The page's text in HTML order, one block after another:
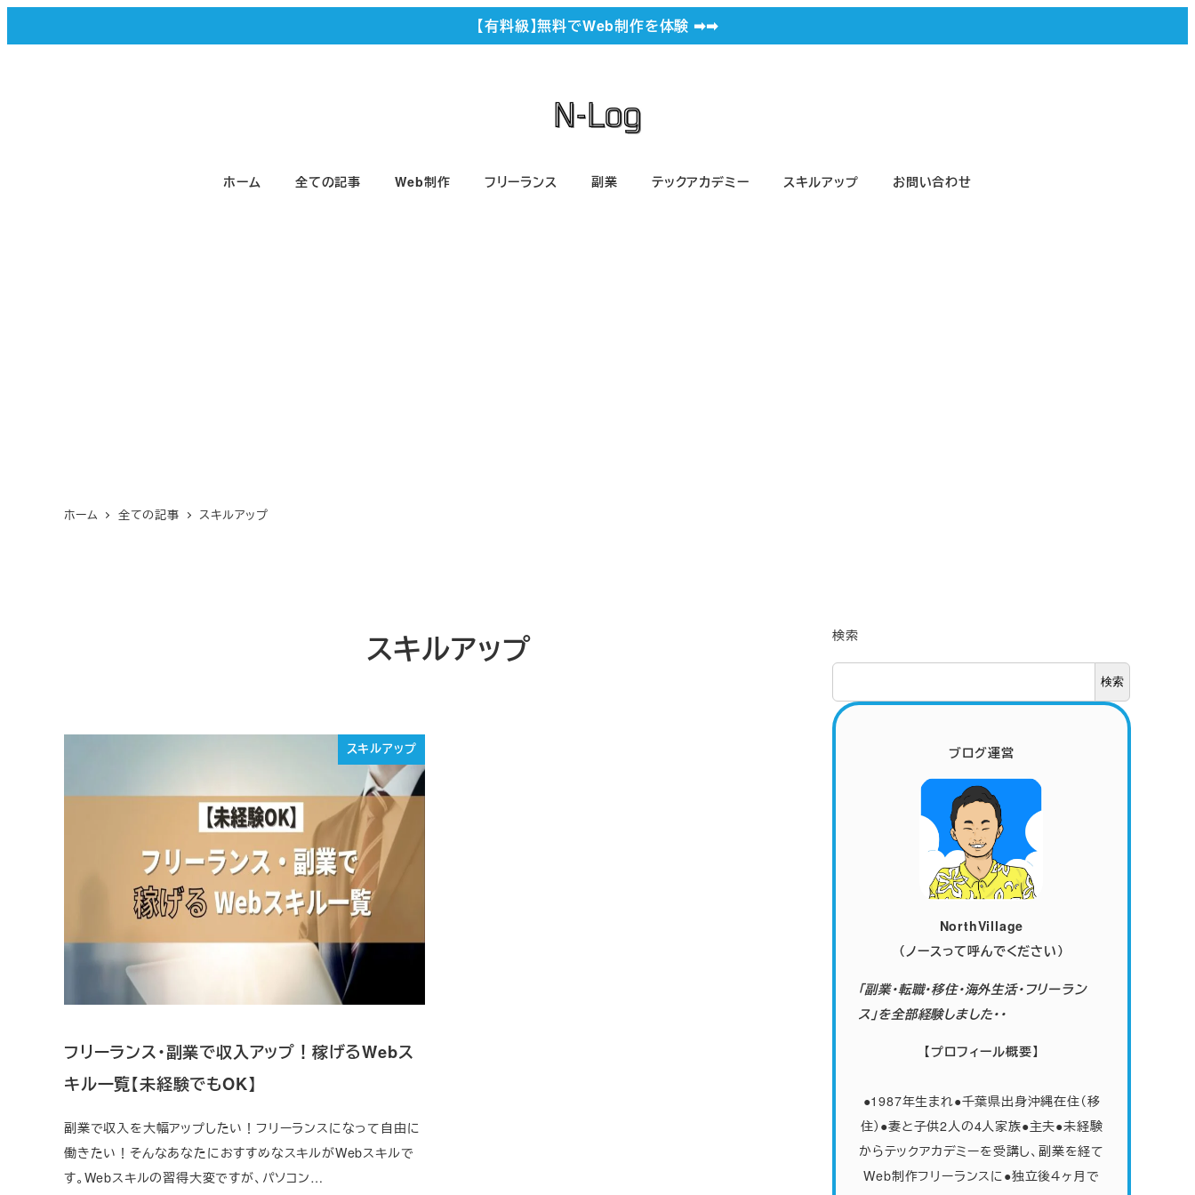
イ
【有料級】無料でWeb制作を体験 ➡︎➡︎
ホーム 全ての記事 Web制作 フリーランス 副業 テックアカデミー スキルアップ お問い合わせ
ホーム 全ての記事 スキルアップ
スキルアップ
スキルアップ
フリーランス・副業で収入アップ！稼げるWebス
キル一覧【未経験でもOK】
副業で収入を大幅アップしたい！フリーランスになって自由に
働きたい！そんなあなたにおすすめなスキルがWebスキルで
す。Webスキルの習得大変ですが、パソコン…
検索
検索
ブログ運営
NorthVillage
（ノースって呼んでください）
「副業・転職・移住・海外生活・フリーラン
ス」を全部経験しました・・
【プロフィール概要】
●1987年生まれ●千葉県出身沖縄在住（移
住）●妻と子供2人の4人家族●主夫●未経験
からテックアカデミーを受講し、副業を経て
Web制作フリーランスに●独立後４ヶ月で